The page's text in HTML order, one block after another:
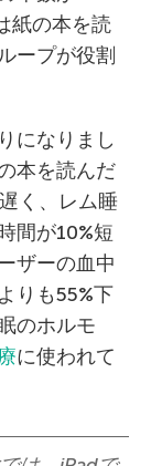
紙の本を読
ープが役割
になりまし
本を読んだ
く、レム睡
間が10%短
ザーの血中
りも55%下
のホルモ
に使われて